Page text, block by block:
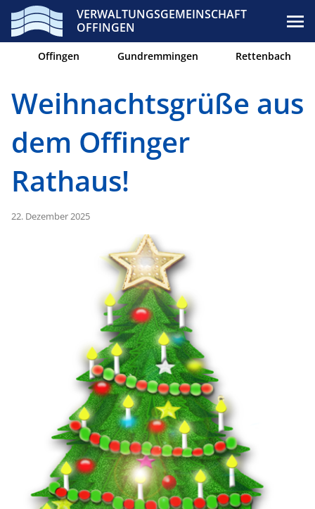
VERWALTUNGSGEMEINSCHAFT
OFFINGEN
Offingen Gundremmingen Rettenbach
Weihnachtsgrüße aus
dem Offinger
Rathaus!
22. Dezember 2025